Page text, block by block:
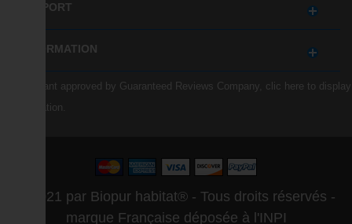
SUPPORT
INFORMATION
Merchant approved by Guaranteed Reviews Company, clic here to display
attestation
© 2021 par Biopur habitat® - Tous droits réservés -
marque Française déposée à l'INPI